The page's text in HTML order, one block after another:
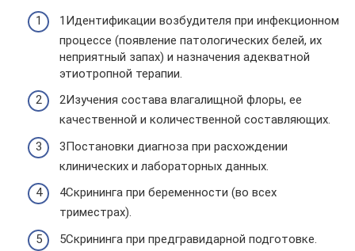
1Идентификации возбудителя при инфекционном
процессе (появление патологических белей, их
неприятный запах) и назначения адекватной
этиотропной терапии.
2Изучения состава влагалищной флоры, ее
качественной и количественной составляющих.
3Постановки диагноза при расхождении
клинических и лабораторных данных.
4Скрининга при беременности (во всех
триместрах).
5Скрининга при предгравидарной подготовке.